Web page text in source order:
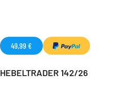
49,99 €
HEBELTRADER 142/26